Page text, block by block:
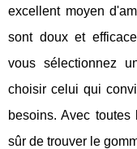
excellent moyen
sont doux et
vous sélectionnez
choisir celui qui
besoins. Avec
sûr de trouver le